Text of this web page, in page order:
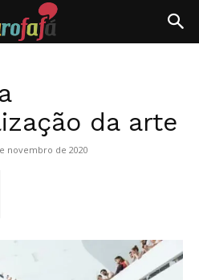
da arte
novembro de 2020